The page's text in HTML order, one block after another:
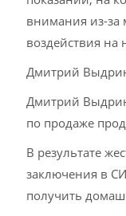
внимания из-за
воздействия на
Дмитрий
Дмитрий
по продаже
В результате
заключения в
получить